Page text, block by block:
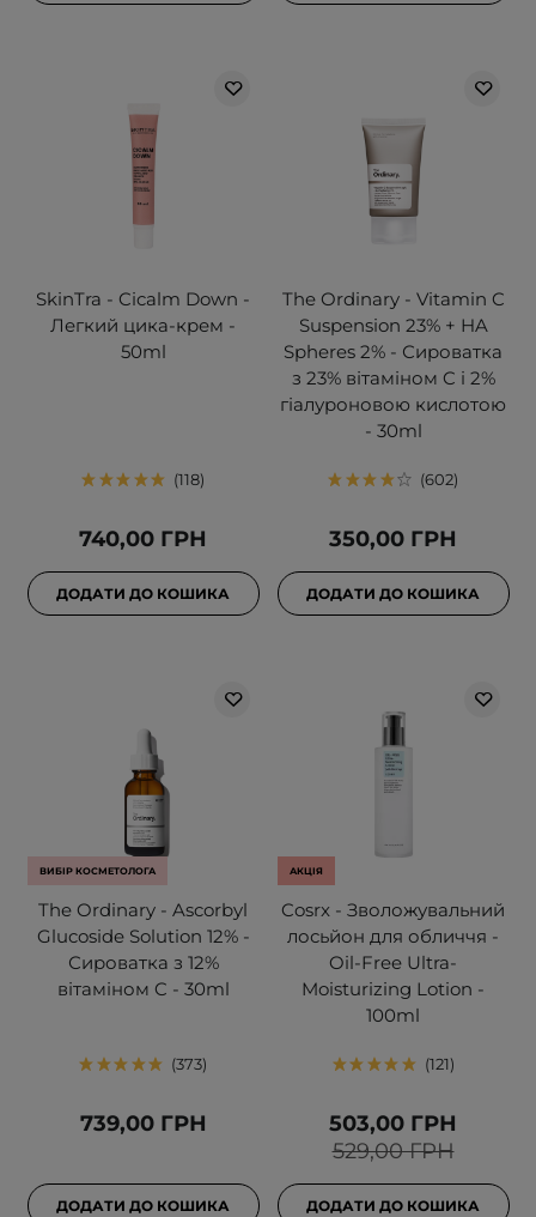
SkinTra - Cicalm Down -
Легкий цика-крем -
50ml
118
740,00 ГРН
ДОДАТИ ДО КОШИКА
The Ordinary - Vitamin C
Suspension 23% + HA
Spheres 2% - Сироватка
з 23% вітаміном C i 2%
гіалуроновою кислотою
- 30ml
602
350,00 ГРН
ДОДАТИ ДО КОШИКА
ВИБІР КОСМЕТОЛОГА
The Ordinary - Ascorbyl
Glucoside Solution 12% -
Сироватка з 12%
вітаміном C - 30ml
373
739,00 ГРН
ДОДАТИ ДО КОШИКА
АКЦІЯ
Cosrx - Зволожувальний
лосьйон для обличчя -
Oil-Free Ultra-
Moisturizing Lotion -
100ml
121
529,00 ГРН
503,00 ГРН
ДОДАТИ ДО КОШИКА